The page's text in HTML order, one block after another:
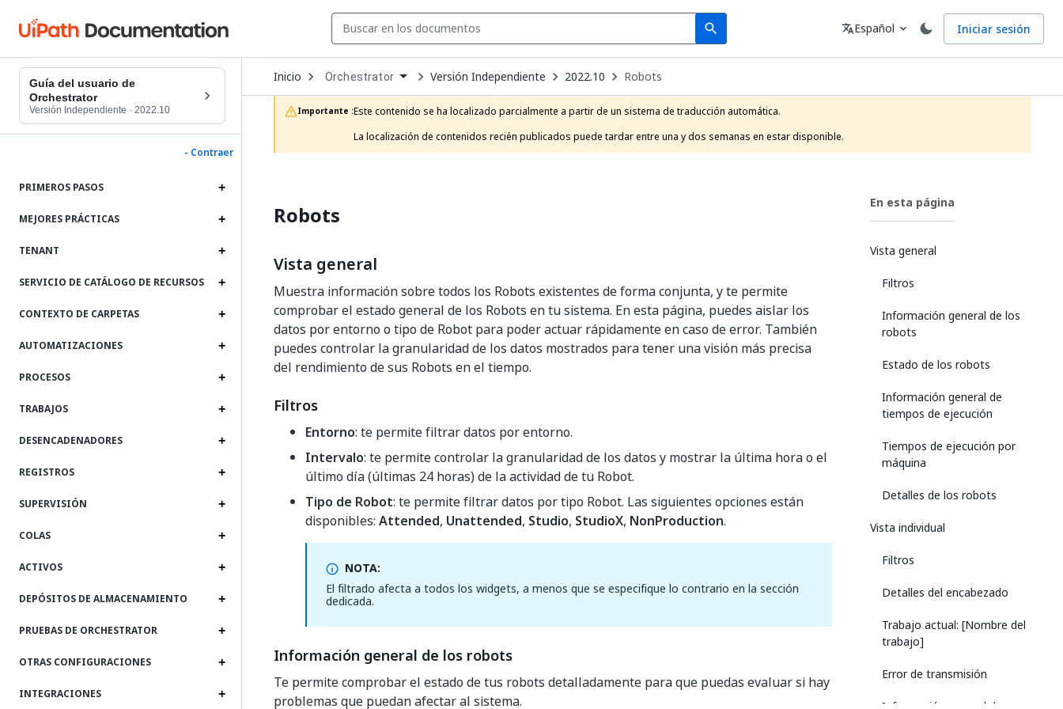
search
Search Idioma
translateEspañol expand_more Iniciar sesión
Guía del usuario de
Orchestrator
Versión Independiente · 2022.10
- Contraer
PRIMEROS PASOS
MEJORES PRÁCTICAS
TENANT
SERVICIO DE CATÁLOGO DE RECURSOS
CONTEXTO DE CARPETAS
AUTOMATIZACIONES
PROCESOS
TRABAJOS
DESENCADENADORES
REGISTROS
SUPERVISIÓN
COLAS
ACTIVOS
DEPÓSITOS DE ALMACENAMIENTO
PRUEBAS DE ORCHESTRATOR
OTRAS CONFIGURACIONES
INTEGRACIONES
Inicio Open
Dropdown
to
choose
product
Orchestrator Versión Independiente 2022.10 Robots
Importante :Este contenido se ha localizado parcialmente a partir de un sistema de traducción automática.
La localización de contenidos recién publicados puede tardar entre una y dos semanas en estar disponible.
Robots
Vista general
Muestra información sobre todos los Robots existentes de forma conjunta, y te permite
comprobar el estado general de los Robots en tu sistema. En esta página, puedes aislar los
datos por entorno o tipo de Robot para poder actuar rápidamente en caso de error. También
puedes controlar la granularidad de los datos mostrados para tener una visión más precisa
del rendimiento de sus Robots en el tiempo.
Filtros
Entorno: te permite filtrar datos por entorno.
Intervalo: te permite controlar la granularidad de los datos y mostrar la última hora o el
último día (últimas 24 horas) de la actividad de tu Robot.
Tipo de Robot: te permite filtrar datos por tipo Robot. Las siguientes opciones están
disponibles: Attended, Unattended, Studio, StudioX, NonProduction.
NOTA:
El filtrado afecta a todos los widgets, a menos que se especifique lo contrario en la sección
dedicada.
Información general de los robots
Te permite comprobar el estado de tus robots detalladamente para que puedas evaluar si hay
problemas que puedan afectar al sistema.
En esta página
Vista general
Filtros
Información general de los
robots
Estado de los robots
Información general de
tiempos de ejecución
Tiempos de ejecución por
máquina
Detalles de los robots
Vista individual
Filtros
Detalles del encabezado
Trabajo actual: [Nombre del
trabajo]
Error de transmisión